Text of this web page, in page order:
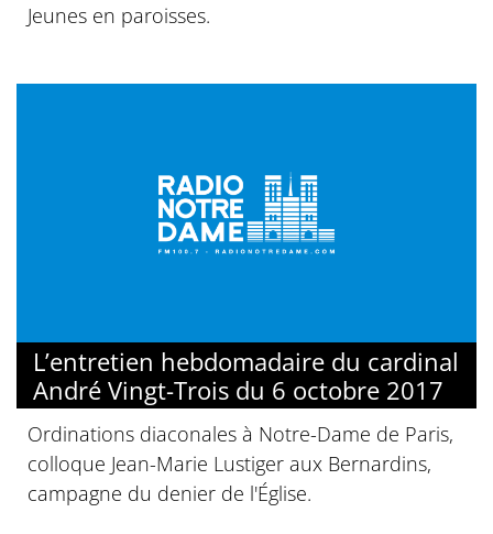
Jeunes en paroisses.
L’entretien hebdomadaire du cardinal
André Vingt-Trois du 6 octobre 2017
Ordinations diaconales à Notre-Dame de Paris,
colloque Jean-Marie Lustiger aux Bernardins,
campagne du denier de l'Église.